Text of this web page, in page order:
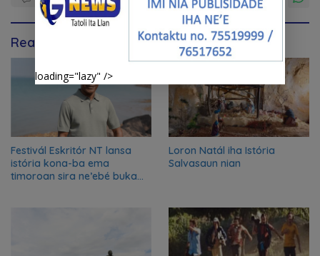
Read Also
Festivál Eskritór NT lansa
istória kona-ba ema
timoroan sira ne’ebé buka
Loron Natál iha Istória
Salvasaun nian
loading="lazy" />